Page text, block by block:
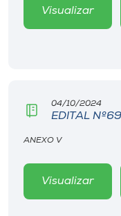
Visualizar
04/10/2024
EDITAL
ANEXO V
Visualizar